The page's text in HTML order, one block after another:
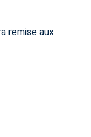
remise aux